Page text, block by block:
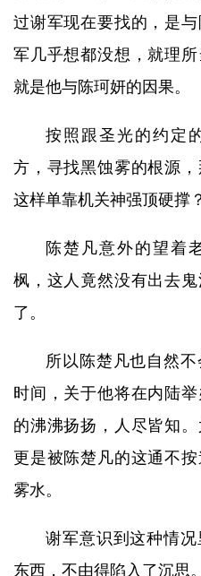
过谢军现在要找的，是
军几乎想都没想，就理
就是他与陈珂妍的因果。
按照跟圣光的约定
方，寻找黑蚀雾的根源
这样单靠机关神强顶硬撑？
陈楚凡意外的望着
枫，这人竟然没有出去
了。
所以陈楚凡也自然
时间，关于他将在内陆
的沸沸扬扬，人尽皆知
更是被陈楚凡的这通不
雾水。
谢军意识到这种情
东西，不由得陷入了沉思。